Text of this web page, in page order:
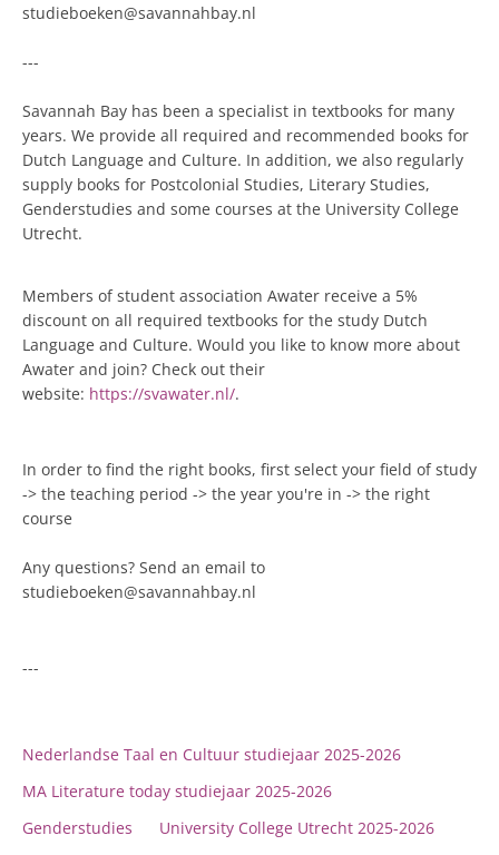
studieboeken@savannahbay.nl
---
Savannah Bay has been a specialist in textbooks for many
years. We provide all required and recommended books for
Dutch Language and Culture. In addition, we also regularly
supply books for Postcolonial Studies, Literary Studies,
Genderstudies and some courses at the University College
Utrecht.
Members of student association Awater receive a 5%
discount on all required textbooks for the study Dutch
Language and Culture. Would you like to know more about
Awater and join? Check out their
website: https://svawater.nl/.
In order to find the right books, first select your field of study
-> the teaching period -> the year you're in -> the right
course
Any questions? Send an email to
studieboeken@savannahbay.nl
---
Nederlandse Taal en Cultuur studiejaar 2025-2026
MA Literature today studiejaar 2025-2026
Genderstudies
University College Utrecht 2025-2026